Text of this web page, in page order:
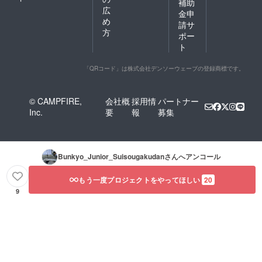
広
め
方
金申
請サ
ポー
ト
「QRコード」は株式会社デンソーウェーブの登録商標です。
© CAMPFIRE,
Inc.
会社概
要
採用情
報
パートナー
募集
Bunkyo_Junior_Suisougakudanさんへアンコール
9
もう一度プロジェクトをやってほしい 20